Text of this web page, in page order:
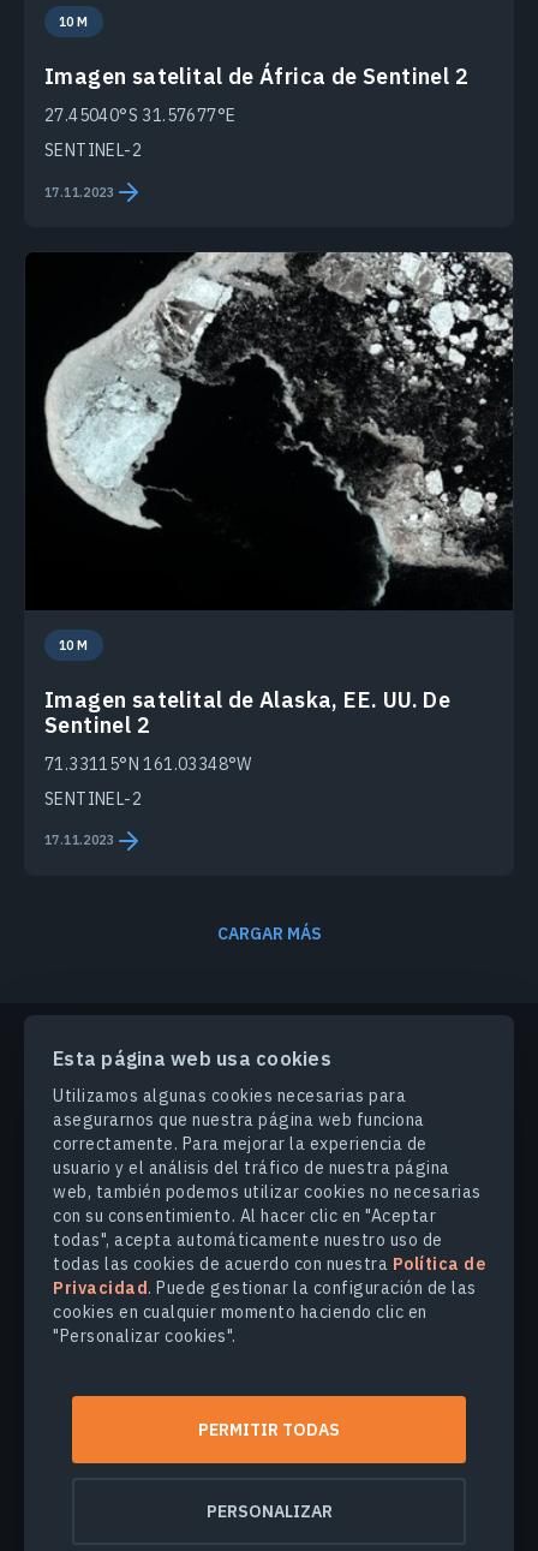
Esta página web usa cookies
Utilizamos algunas cookies necesarias para
asegurarnos que nuestra página web funciona
correctamente. Para mejorar la experiencia de
usuario y el análisis del tráfico de nuestra página
web, también podemos utilizar cookies no necesarias
con su consentimiento. Al hacer clic en "Aceptar
todas", acepta automáticamente nuestro uso de
todas las cookies de acuerdo con nuestra Política de
Privacidad. Puede gestionar la configuración de las
cookies en cualquier momento haciendo clic en
"Personalizar cookies".
PERMITIR TODAS
PERSONALIZAR
10 M
Imagen satelital de África de Sentinel 2
27.45040°S 31.57677°E
SENTINEL-2
17.11.2023
10 M
Imagen satelital de Alaska, EE. UU. De
Sentinel 2
71.33115°N 161.03348°W
SENTINEL-2
17.11.2023
CARGAR MÁS
PRODUCTOS Y SOLUCIONES
INDUSTRIAS
COMPANY
EXPLORE
Seguridad de los datos